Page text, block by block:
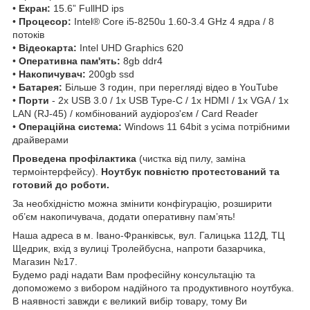
• Екран: 15.6” FullHD ips
• Процесор: Intel® Core i5-8250u 1.60-3.4 GHz 4 ядра / 8
потоків
• Відеокарта: Intel UHD Graphics 620
• Оперативна пам'ять: 8gb ddr4
• Накопичувач: 200gb ssd
• Батарея: Більше 3 годин, при перегляді відео в YouTube
• Порти - 2x USB 3.0 / 1x USB Type-C / 1x HDMI / 1x VGA / 1x
LAN (RJ-45) / комбінований аудіороз'єм / Card Reader
• Операційна система: Windows 11 64bit з усіма потрібними
драйверами
Проведена профілактика (чистка від пилу, заміна
термоінтерфейсу). Ноутбук повністю протестований та
готовий до роботи.
За необхідністю можна змінити конфігурацію, розширити
об’єм накопичувача, додати оперативну пам’ять!
Наша адреса в м. Івано-Франківськ, вул. Галицька 112Д, ТЦ
Щедрик, вхід з вулиці Тролейбусна, напроти базарчика,
Магазин №17.
Будемо раді надати Вам професійну консультацію та
допоможемо з вибором надійного та продуктивного ноутбука.
В наявності завжди є великий вибір товару, тому Ви